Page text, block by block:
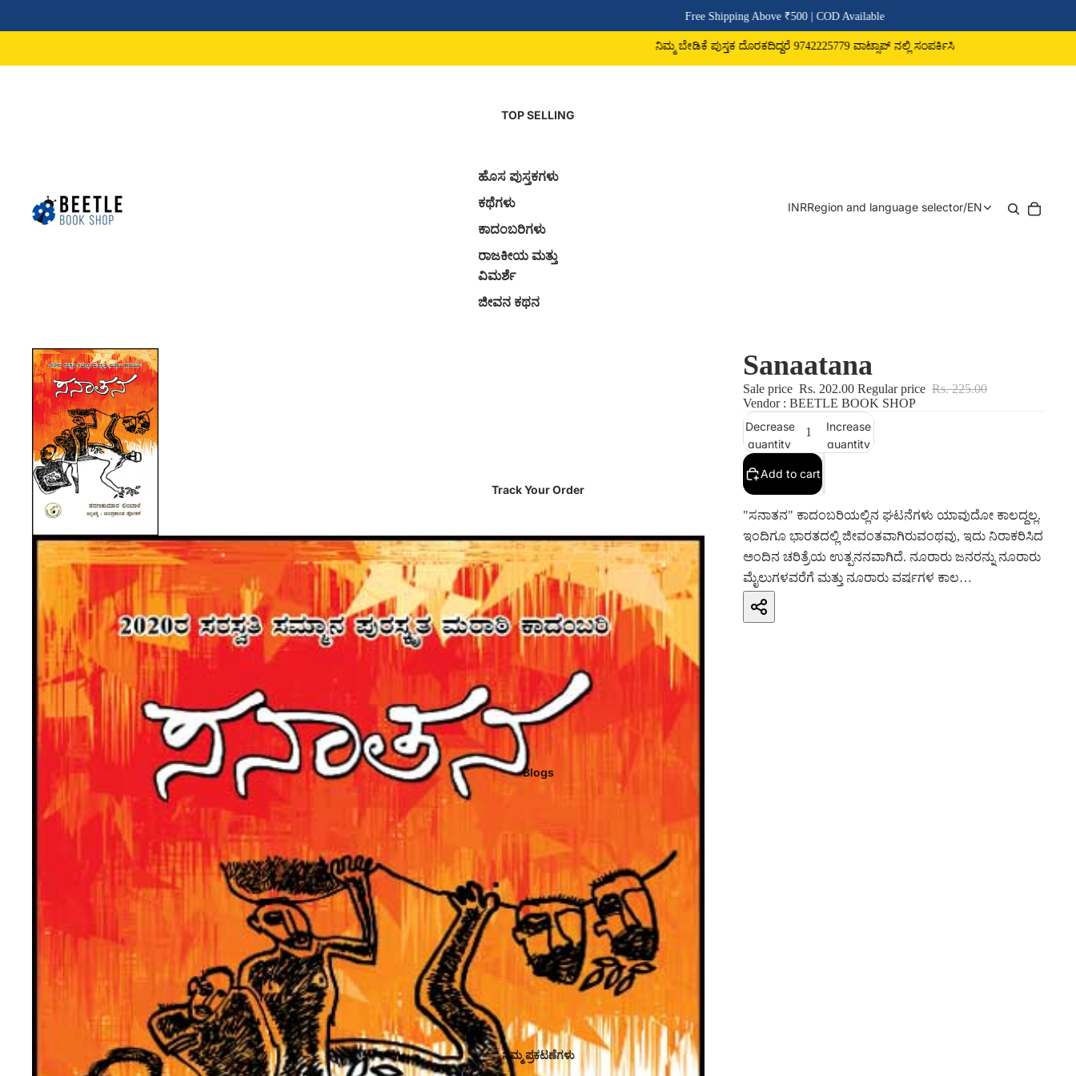
Free Shipping Above ₹500 | COD Available
ನಿಮ್ಮ ಬೇಡಿಕೆ ಪುಸ್ತಕ ದೊರಕದಿದ್ದರೆ 9742225779 ವಾಟ್ಸಾಪ್ ನಲ್ಲಿ ಸಂಪರ್ಕಿಸಿ
TOP SELLING
ಹೊಸ ಪುಸ್ತಕಗಳು
ಕಥೆಗಳು
ಕಾದಂಬರಿಗಳು
ರಾಜಕೀಯ ಮತ್ತು
ವಿಮರ್ಶೆ
ಜೀವನ ಕಥನ
Track Your Order
Blogs
ನಮ್ಮ ಪ್ರಕಟಣೆಗಳು
INRRegion and language selector/EN
Sanaatana
Sale price Rs. 202.00 Regular price Rs. 225.00
Vendor : BEETLE BOOK SHOP
Decrease
quantity
Increase
quantity
Add to cart
"ಸನಾತನ" ಕಾದಂಬರಿಯಲ್ಲಿನ ಘಟನೆಗಳು ಯಾವುದೋ ಕಾಲದ್ದಲ್ಲ.
ಇಂದಿಗೂ ಭಾರತದಲ್ಲಿ ಜೀವಂತವಾಗಿರುವಂಥವು, ಇದು ನಿರಾಕರಿಸಿದ
ಅಂದಿನ ಚರಿತ್ರೆಯ ಉತ್ಪನನವಾಗಿದೆ. ನೂರಾರು ಜನರನ್ನು ನೂರಾರು
ಮೈಲುಗಳವರೆಗೆ ಮತ್ತು ನೂರಾರು ವರ್ಷಗಳ ಕಾಲ
ವ್ಯಾಪಿಸಿಕೊಂಡಿರುವ ಈ ಕಾದಂಬರಿಯನ್ನು ಓದಲು ಎಂಟೆದೆ ಬೇಕು.
ಇದು ಕಲ್ಪನೆ ಹಾಗೂ ಚರಿತ್ರೆಯ ರಸಾಯನದಿಂದ ರೂಪಗೊಂಡ